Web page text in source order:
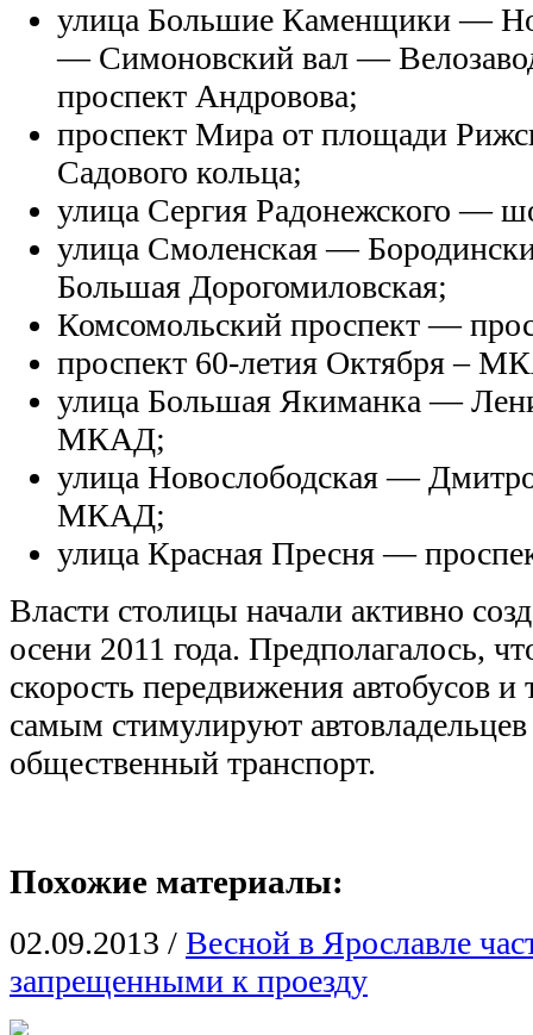
улица Большие Каменщики —
— Симоновский вал —
проспект Андровова;
проспект Мира от площади
Садового кольца;
улица Сергия Радонежского —
улица Смоленская —
Большая Дорогомиловская;
Комсомольский проспект —
проспект 60-летия Октября –
улица Большая Якиманка —
МКАД;
улица Новослободская —
МКАД;
улица Красная Пресня —
Власти столицы начали активно
осени 2011 года. Предполагалось,
скорость передвижения автобусов и
самым стимулируют
общественный транспорт.
Похожие материалы:
02.09.2013 / Весной в Ярославле
запрещенными к проезду